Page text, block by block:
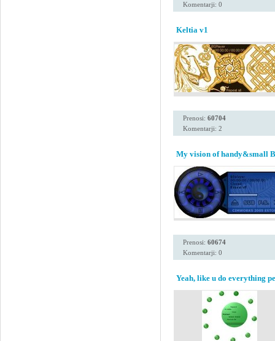
Komentarji: 0
Keltia v1
Prenosi: 60704
Komentarji: 2
My vision of handy&small
Prenosi: 60674
Komentarji: 0
Yeah, like u do everything